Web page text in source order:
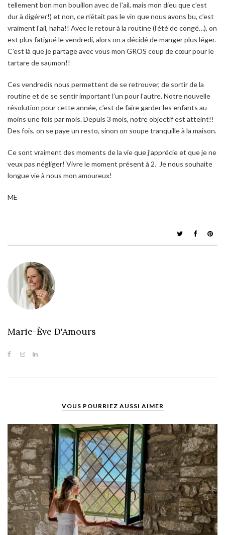
tellement bon mon bouillon avec de l’ail, mais mon dieu que c’est
dur à digérer!) et non, ce n’était pas le vin que nous avons bu, c’est
vraiment l’ail, haha!! Avec le retour à la routine (l’été de congé…), on
est plus fatigué le vendredi, alors on a décidé de manger plus léger.
C’est là que je partage avec vous mon GROS coup de cœur pour le
tartare de saumon!!
Ces vendredis nous permettent de se retrouver, de sortir de la
routine et de se sentir important l’un pour l’autre. Notre nouvelle
résolution pour cette année, c’est de faire garder les enfants au
moins une fois par mois. Depuis 3 mois, notre objectif est atteint!!
Des fois, on se paye un resto, sinon on soupe tranquille à la maison.
Ce sont vraiment des moments de la vie que j’apprécie et que je ne
veux pas négliger! Vivre le moment présent à 2. Je nous souhaite
longue vie à nous mon amoureux!
ME
Marie-Ève D'Amours
VOUS POURRIEZ AUSSI AIMER